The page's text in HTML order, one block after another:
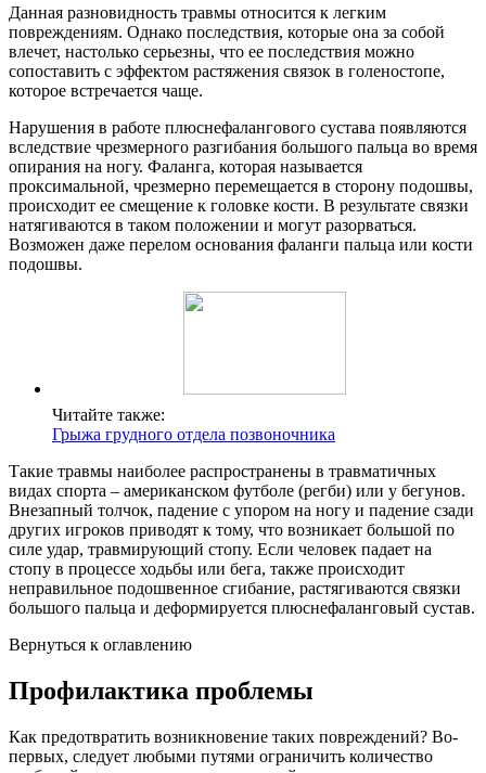
Данная разновидность травмы относится к легким
повреждениям. Однако последствия, которые она за собой
влечет, настолько серьезны, что ее последствия можно
сопоставить с эффектом растяжения связок в голеностопе,
которое встречается чаще.
Нарушения в работе плюснефалангового сустава появляются
вследствие чрезмерного разгибания большого пальца во время
опирания на ногу. Фаланга, которая называется
проксимальной, чрезмерно перемещается в сторону подошвы,
происходит ее смещение к головке кости. В результате связки
натягиваются в таком положении и могут разорваться.
Возможен даже перелом основания фаланги пальца или кости
подошвы.
Читайте также:
Грыжа грудного отдела позвоночника
Такие травмы наиболее распространены в травматичных
видах спорта – американском футболе (регби) или у бегунов.
Внезапный толчок, падение с упором на ногу и падение сзади
других игроков приводят к тому, что возникает большой по
силе удар, травмирующий стопу. Если человек падает на
стопу в процессе ходьбы или бега, также происходит
неправильное подошвенное сгибание, растягиваются связки
большого пальца и деформируется плюснефаланговый сустав.
Вернуться к оглавлению
Профилактика проблемы
Как предотвратить возникновение таких повреждений? Во-
первых, следует любыми путями ограничить количество